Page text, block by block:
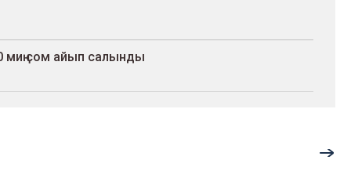
миң сом айып салынды